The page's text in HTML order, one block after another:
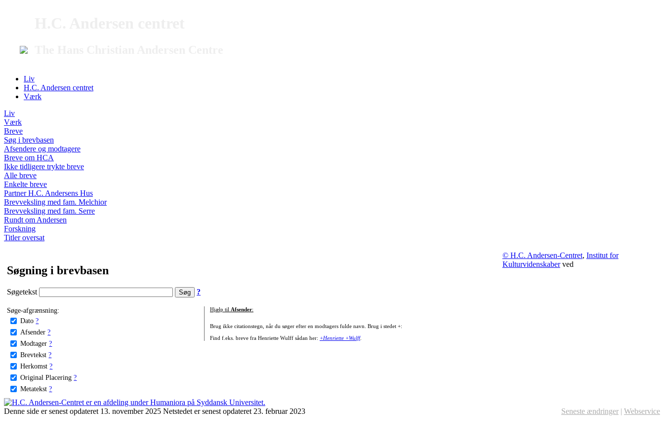
Liv
H.C. Andersen centret
Værk
Liv
Værk
Breve
Søg i brevbasen
Afsendere og modtagere
Breve om HCA
Ikke tidligere trykte breve
Alle breve
Enkelte breve
Partner H.C. Andersens Hus
Brevveksling med fam. Melchior
Brevveksling med fam. Serre
Rundt om Andersen
Forskning
Titler oversat
Søgning i brevbasen
Søgetekst ?
Søge-afgrænsning:
Dato ?
Afsender ?
Modtager ?
Brevtekst ?
Herkomst ?
Original Placering ?
Metatekst ?
Hjælp til Afsender:
Brug ikke citationstegn, når du søger efter en modtagers fulde navn. Brug i stedet +:
Find f.eks. breve fra Henriette Wulff sådan her: +Henriette +Wulff.
© H.C. Andersen-Centret, Institut for
Kulturvidenskaberved
Denne side er senest opdateret 13. november 2025 Netstedet er senest opdateret 23. februar 2023 Seneste ændringer | Webservice